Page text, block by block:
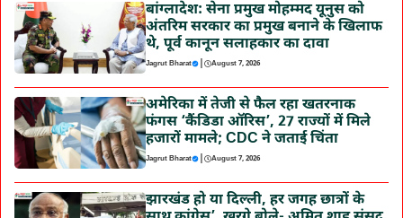
बांग्लादेश: सेना प्रमुख मोहम्मद यूनुस को
अंतरिम सरकार का प्रमुख बनाने के खिलाफ
थे, पूर्व कानून सलाहकार का दावा
Jagrut Bharat | August 7, 2026
अमेरिका में तेजी से फैल रहा खतरनाक
फंगस ‘कैंडिडा ऑरिस’, 27 राज्यों में मिले
हजारों मामले; CDC ने जताई चिंता
Jagrut Bharat | August 7, 2026
झारखंड हो या दिल्ली, हर जगह छात्रों के